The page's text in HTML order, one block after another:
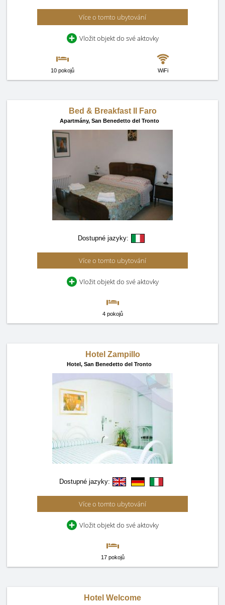
Více o tomto ubytování
Vložit objekt do své aktovky
10 pokojů WiFi
Bed & Breakfast Il Faro
Apartmány, San Benedetto del Tronto
Dostupné jazyky:
Více o tomto ubytování
Vložit objekt do své aktovky
4 pokojů
Hotel Zampillo
Hotel, San Benedetto del Tronto
Dostupné jazyky:
Více o tomto ubytování
Vložit objekt do své aktovky
17 pokojů
Hotel Welcome